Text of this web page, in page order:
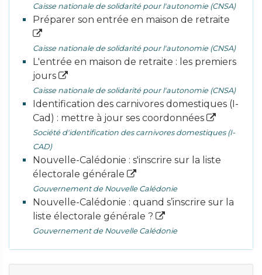
Caisse nationale de solidarité pour l'autonomie (CNSA)
Préparer son entrée en maison de retraite
Caisse nationale de solidarité pour l'autonomie (CNSA)
L'entrée en maison de retraite : les premiers
jours
Caisse nationale de solidarité pour l'autonomie (CNSA)
Identification des carnivores domestiques (I-
Cad) : mettre à jour ses coordonnées
Société d'identification des carnivores domestiques (I-
CAD)
Nouvelle-Calédonie : s'inscrire sur la liste
électorale générale
Gouvernement de Nouvelle Calédonie
Nouvelle-Calédonie : quand s’inscrire sur la
liste électorale générale ?
Gouvernement de Nouvelle Calédonie